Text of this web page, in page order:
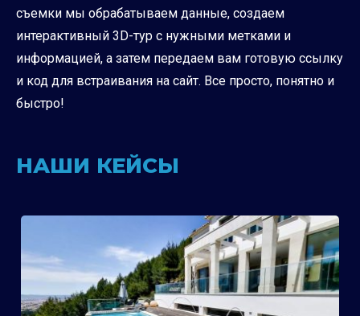
съемки мы обрабатываем данные, создаем
интерактивный 3D-тур с нужными метками и
информацией, а затем передаем вам готовую ссылку
и код для встраивания на сайт. Все просто, понятно и
быстро!
НАШИ КЕЙСЫ